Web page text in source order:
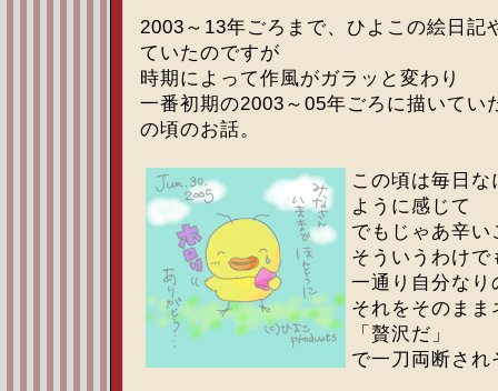
2003～13年ごろまで、ひよこの絵日記
ていたのですが
時期によって作風がガラッと変わり
一番初期の2003～05年ごろに描いてい
の頃のお話。
この頃は毎日
ように感じて
でもじゃあ辛
そういうわけで
一通り自分なり
それをそのま
「贅沢だ」
で一刀両断さ